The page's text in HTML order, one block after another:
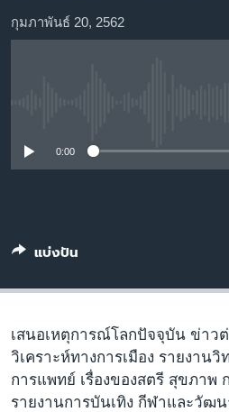
การไลฟ์สไตล์
กุมภาพันธ์ 20, 2562
0:00
แบ่งปัน
เสนอเหตุการณ์โลกปัจจุบัน ข่าว
วิเคราะห์ทางการเมือง รายงาน
การแพทย์ เรื่องของสตรี สุขภาพ
รายงานการบันเทิง กีฬาและวัฒ